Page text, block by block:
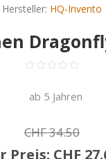
Hersteller: HQ-Invento
ab 5 Jahren
CHF 34.50
Preis: CHF